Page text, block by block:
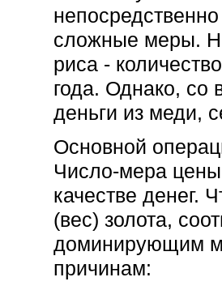
сложные меры.
риса -
года. Однако, со
деньги из меди,
Основной
Число-мера
качестве денег.
(вес) золота,
доминирующим
причинам: